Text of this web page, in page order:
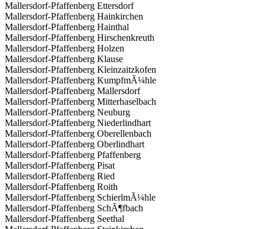
Mallersdorf-Pfaffenberg Ettersdorf
Mallersdorf-Pfaffenberg Hainkirchen
Mallersdorf-Pfaffenberg Hainthal
Mallersdorf-Pfaffenberg Hirschenkreuth
Mallersdorf-Pfaffenberg Holzen
Mallersdorf-Pfaffenberg Klause
Mallersdorf-Pfaffenberg Kleinzaitzkofen
Mallersdorf-Pfaffenberg KumpfmÃ¼hle
Mallersdorf-Pfaffenberg Mallersdorf
Mallersdorf-Pfaffenberg Mitterhaselbach
Mallersdorf-Pfaffenberg Neuburg
Mallersdorf-Pfaffenberg Niederlindhart
Mallersdorf-Pfaffenberg Oberellenbach
Mallersdorf-Pfaffenberg Oberlindhart
Mallersdorf-Pfaffenberg Pfaffenberg
Mallersdorf-Pfaffenberg Pisat
Mallersdorf-Pfaffenberg Ried
Mallersdorf-Pfaffenberg Roith
Mallersdorf-Pfaffenberg SchierlmÃ¼hle
Mallersdorf-Pfaffenberg SchÃ¶fbach
Mallersdorf-Pfaffenberg Seethal